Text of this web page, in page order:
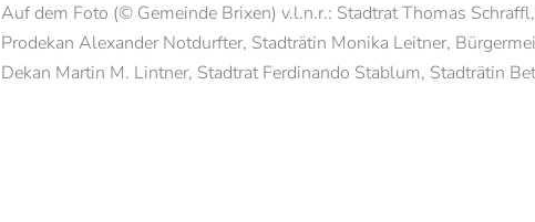
Auf dem Foto (© Gemeinde Brixen) v.l.n.r.: Stadtrat Thomas
Prodekan Alexander Notdurfter, Stadträtin Monika Leitner,
Dekan Martin M. Lintner, Stadtrat Ferdinando Stablum, Stadträtin
Anfragen